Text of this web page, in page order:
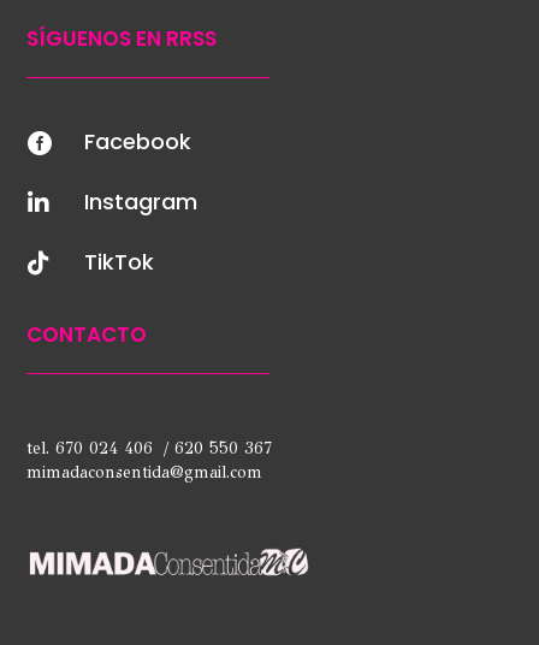
SÍGUENOS EN RRSS
 Facebook
 Instagram
 TikTok
CONTACTO
tel. 670 024 406 / 620 550 367
mimadaconsentida@gmail.com